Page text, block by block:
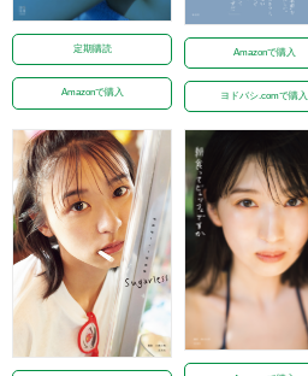
定期購読
Amazonで購入
Amazonで購入
ヨドバシ.comで購入